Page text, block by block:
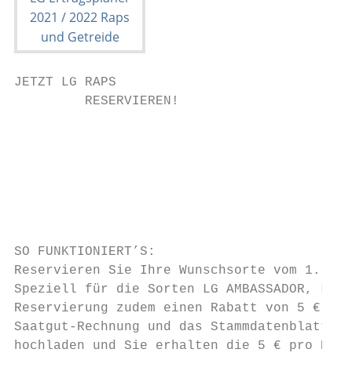
JETZT LG RAPS
         RESERVIEREN!
SO FUNKTIONIERT’S:
Reservieren Sie Ihre Wunschsorte vom 1.
Speziell für die Sorten LG AMBASSADOR, LG
Reservierung zudem einen Rabatt von 5 €
Saatgut-Rechnung und das Stammdatenblatt
hochladen und Sie erhalten die 5 € pro